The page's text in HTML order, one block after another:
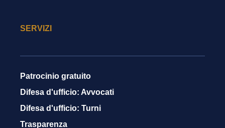
SERVIZI
Patrocinio gratuito
Difesa d'ufficio: Avvocati
Difesa d'ufficio: Turni
Trasparenza